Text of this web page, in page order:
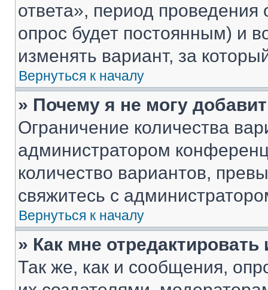
ответа», период проведения
опрос будет постоянным) и
изменять вариант, за
Вернуться к началу
» Почему я не могу
Ограничение количества
администратором
количество вариантов,
свяжитесь с
Вернуться к началу
» Как мне
Так же, как и сообщения,